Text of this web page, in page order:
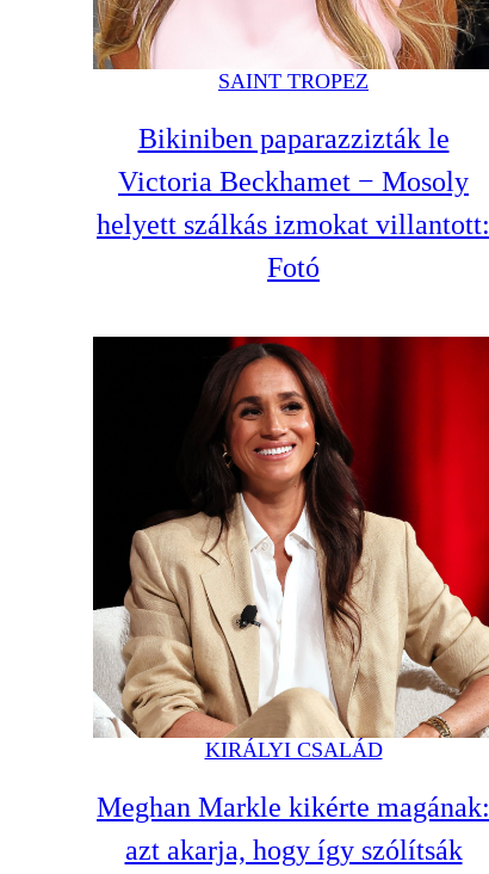
SAINT TROPEZ
Bikiniben paparazzizták le
Victoria Beckhamet − Mosoly
helyett szálkás izmokat villantott:
Fotó
KIRÁLYI CSALÁD
Meghan Markle kikérte magának:
azt akarja, hogy így szólítsák